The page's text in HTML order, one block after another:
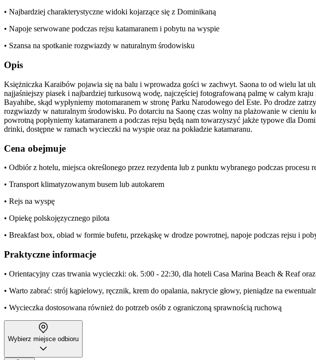
• Najbardziej charakterystyczne widoki kojarzące się z Dominikaną
• Napoje serwowane podczas rejsu katamaranem i pobytu na wyspie
• Szansa na spotkanie rozgwiazdy w naturalnym środowisku
Opis
Księżniczka Karaibów pojawia się na balu i wprowadza gości w zachwyt. Saona to od wielu lat
najjaśniejszy piasek i najbardziej turkusową wodę, najczęściej fotografowaną palmę w całym
Bayahibe, skąd wypłyniemy motomaranem w stronę Parku Narodowego del Este. Po drodze
rozgwiazdy w naturalnym środowisku. Po dotarciu na Saonę czas wolny na plażowanie w
powrotną popłyniemy katamaranem a podczas rejsu będą nam towarzyszyć jakże typowe dla
drinki, dostępne w ramach wycieczki na wyspie oraz na pokładzie katamaranu.
Cena obejmuje
• Odbiór z hotelu, miejsca określonego przez rezydenta lub z punktu wybranego podczas procesu
• Transport klimatyzowanym busem lub autokarem
• Rejs na wyspę
• Opiekę polskojęzycznego pilota
• Breakfast box, obiad w formie bufetu, przekąskę w drodze powrotnej, napoje podczas rejsu i
Praktyczne informacje
• Orientacyjny czas trwania wycieczki: ok. 5:00 - 22:30, dla hoteli Casa Marina Beach & Reaf
• Warto zabrać: strój kąpielowy, ręcznik, krem do opalania, nakrycie głowy, pieniądze na
• Wycieczka dostosowana również do potrzeb osób z ograniczoną sprawnością ruchową
Wybierz miejsce odbioru